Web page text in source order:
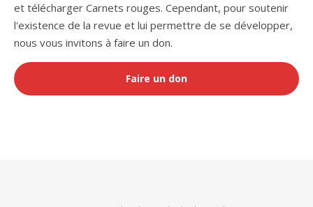
et télécharger Carnets rouges. Cependant, pour soutenir
l'existence de la revue et lui permettre de se développer,
nous vous invitons à faire un don.
Faire un don